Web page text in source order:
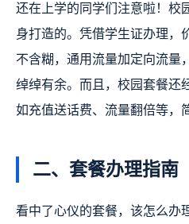
还在上学的同学们注意啦！校
身打造的。凭借学生证办理，
不含糊，通用流量加定向流量
绰绰有余。而且，校园套餐还
如充值送话费、流量翻倍等，
二、套餐办理指南
看中了心仪的套餐，该怎么办